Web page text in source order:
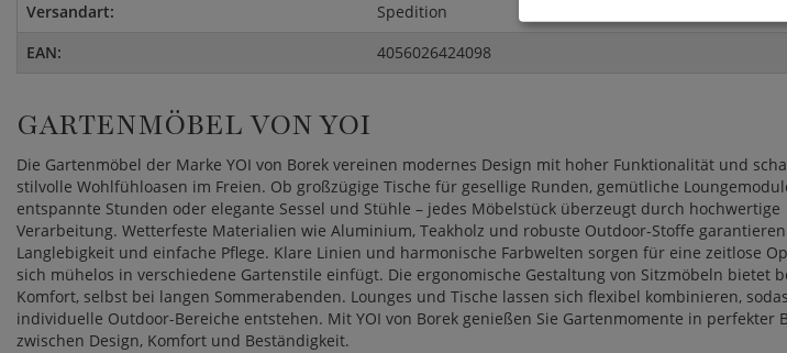
Versandart:
Spedition
EAN:
4056026424098
GARTENMÖBEL VON YOI
Die Gartenmöbel der Marke YOI von Borek vereinen modernes Design mit hoher Funktionalität und
stilvolle Wohlfühloasen im Freien. Ob großzügige Tische für gesellige Runden, gemütliche
entspannte Stunden oder elegante Sessel und Stühle – jedes Möbelstück überzeugt durch hochwertige
Verarbeitung. Wetterfeste Materialien wie Aluminium, Teakholz und robuste Outdoor-Stoffe garantieren
Langlebigkeit und einfache Pflege. Klare Linien und harmonische Farbwelten sorgen für eine zeitlose
sich mühelos in verschiedene Gartenstile einfügt. Die ergonomische Gestaltung von Sitzmöbeln bietet
Komfort, selbst bei langen Sommerabenden. Lounges und Tische lassen sich flexibel kombinieren,
individuelle Outdoor-Bereiche entstehen. Mit YOI von Borek genießen Sie Gartenmomente in perfekter
zwischen Design, Komfort und Beständigkeit.